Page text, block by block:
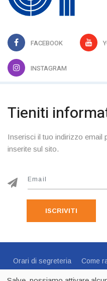
FACEBOOK
INSTAGRAM
Tieniti
Inserisci il tuo indirizzo email
inserite sul sito.
ISCRIVITI
Orari di segreteria Come